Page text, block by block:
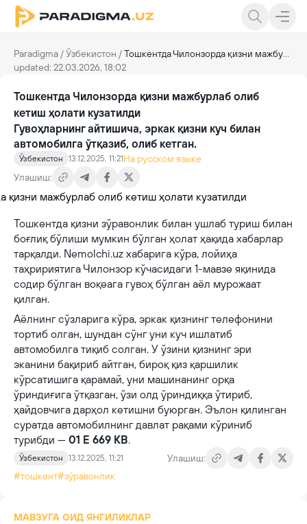
Paradigma /Ўзбекистон /Тошкентда Чилонзорда қизни мажбурлаб олиб кетиш ҳолати кузатилди
updated: 22.03.2026, 18:02
Тошкентда Чилонзорда қизни мажбурлаб олиб
кетиш ҳолати кузатилди
Гувоҳларнинг айтишича, эркак қизни куч билан
автомобилга ўтқазиб, олиб кетган.
Ўзбекистон 13.12.2025, 11:21 На русском языке
Улашиш:
Тошкентда қизни зўравонлик билан ушлаб туриш билан
боғлиқ бўлиши мумкин бўлган ҳолат ҳақида хабарлар
тарқалди. Nemolchi.uz хабарига кўра, лойиҳа
таҳририятига Чилонзор кўчасидаги 1-мавзе яқинида
содир бўлган воқеага гувоҳ бўлган аёл мурожаат
қилган.
Аёлнинг сўзларига кўра, эркак қизнинг телефонини
тортиб олган, шундан сўнг уни куч ишлатиб
автомобилга тиқиб солган. У ўзини қизнинг эри
эканини бақириб айтган, бироқ қиз қаршилик
кўрсатишига қарамай, уни машинанинг орқа
ўриндиғига ўтқазган, ўзи олд ўриндиққа ўтириб,
ҳайдовчига дарҳол кетишни буюрган. Эълон қилинган
суратда автомобилнинг давлат рақами кўриниб
турибди — 01 E 669 KB.
Ўзбекистон 13.12.2025, 11:21
Улашиш:
#тошкент#зўравонлик
МАВЗУГА ОИД ЯНГИЛИКЛАР